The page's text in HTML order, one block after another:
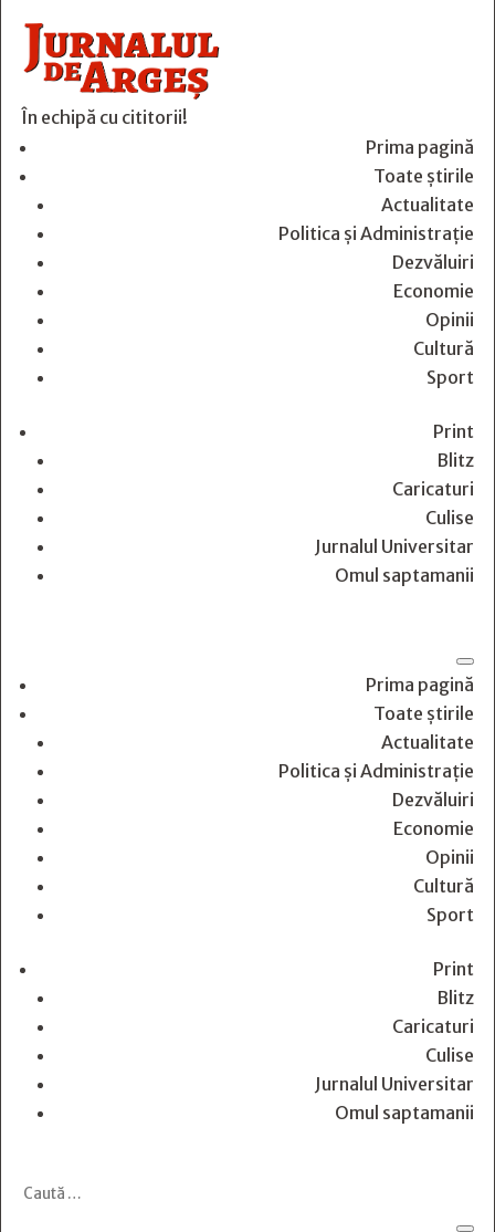
În echipă cu cititorii!
Prima pagină
Toate știrile
Actualitate
Politica și Administrație
Dezvăluiri
Economie
Opinii
Cultură
Sport
Print
Blitz
Caricaturi
Culise
Jurnalul Universitar
Omul saptamanii
Prima pagină
Toate știrile
Actualitate
Politica și Administrație
Dezvăluiri
Economie
Opinii
Cultură
Sport
Print
Blitz
Caricaturi
Culise
Jurnalul Universitar
Omul saptamanii